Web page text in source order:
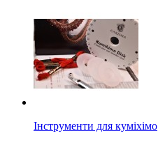
Інструменти для куміхімо